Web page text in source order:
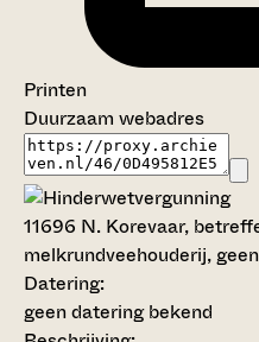
Printen
Duurzaam webadres
11696 N. Korevaar,
melkrundveehouderij,
Datering:
geen datering bekend